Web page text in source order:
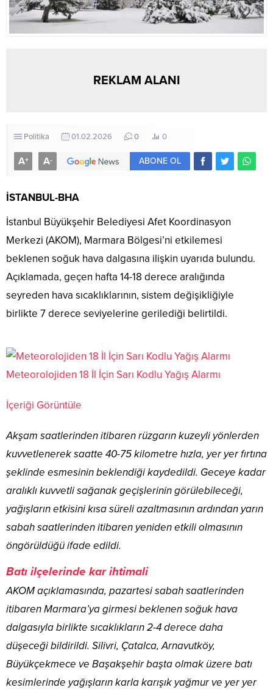
REKLAM ALANI
Politika 01.02.2026 0 0
A+ A- ABONE OL
İSTANBUL-BHA
İstanbul Büyükşehir Belediyesi Afet Koordinasyon
Merkezi (AKOM), Marmara Bölgesi’ni etkilemesi
beklenen soğuk hava dalgasına ilişkin uyarıda bulundu.
Açıklamada, geçen hafta 14-18 derece aralığında
seyreden hava sıcaklıklarının, sistem değişikliğiyle
birlikte 7 derece seviyelerine gerilediği belirtildi.
Meteorolojiden 18 İl İçin Sarı Kodlu Yağış Alarmı
İçeriği Görüntüle
Akşam saatlerinden itibaren rüzgarın kuzeyli yönlerden
kuvvetlenerek saatte 40-75 kilometre hızla, yer yer fırtına
şeklinde esmesinin beklendiği kaydedildi. Geceye kadar
aralıklı kuvvetli sağanak geçişlerinin görülebileceği,
yağışların etkisini kısa süreli azaltmasının ardından yarın
sabah saatlerinden itibaren yeniden etkili olmasının
öngörüldüğü ifade edildi.
Batı ilçelerinde kar ihtimali
AKOM açıklamasında, pazartesi sabah saatlerinden
itibaren Marmara’ya girmesi beklenen soğuk hava
dalgasıyla birlikte sıcaklıkların 2-4 derece daha
düşeceği bildirildi. Silivri, Çatalca, Arnavutköy,
Büyükçekmece ve Başakşehir başta olmak üzere batı
kesimlerinde yağışların karla karışık yağmur ve yer yer